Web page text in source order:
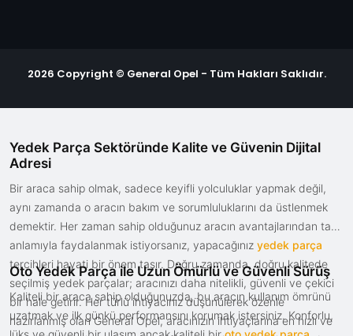
2026 Copyright © General Opel - Tüm Hakları Saklıdır.
Yedek Parça Sektöründe Kalite ve Güvenin Dijital
Adresi
Bir araca sahip olmak, sadece keyifli yolculuklar yapmak değil,
aynı zamanda o aracın bakım ve sorumluluklarını da üstlenmek
demektir. Her zaman sahip olduğunuz aracın avantajlarından tam
anlamıyla faydalanmak istiyorsanız, yapacağınız yedek parça
tercihleri hayati bir önem taşır. Doğru zamanda, doğru kalitede
seçilmiş yedek parçalar; aracınızı daha nitelikli, güvenli ve çekici
bir hale getirir. Her türlü ihtiyacınız düşünülerek özenle
hazırlanmış olan General Opel, aracınızın ihtiyaçlarına en hızlı ve
Oto Yedek Parça ile Uzun Ömürlü ve Güvenli Sürüş
Kaliteli bir araca sahip olduğunuzda, bu aracın kullanım ömrünü
uzatmak ve ilk günkü performansını korumak istersiniz. Konforlu,